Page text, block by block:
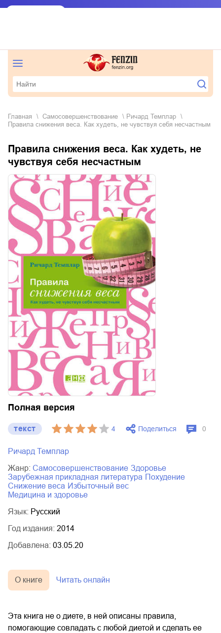
Главная самосовершенствование
Ричард Темплар
Правила снижения веса. Как худеть, не чувствуя себя несчастным
Правила снижения веса. Как худеть, не
чувствуя себя несчастным
Полная версия
текст 4 Поделиться 0
Ричард Темплар
Жанр:
самосовершенствование
здоровье
зарубежная прикладная литература
похудение
снижение веса
избыточный вес
медицина и здоровье
Язык: Русский
Год издания: 2014
Добавлена: 03.05.20
О книге Читать онлайн
Эта книга не о диете, в ней описаны правила,
помогающие совладать с любой диетой и сделать ее